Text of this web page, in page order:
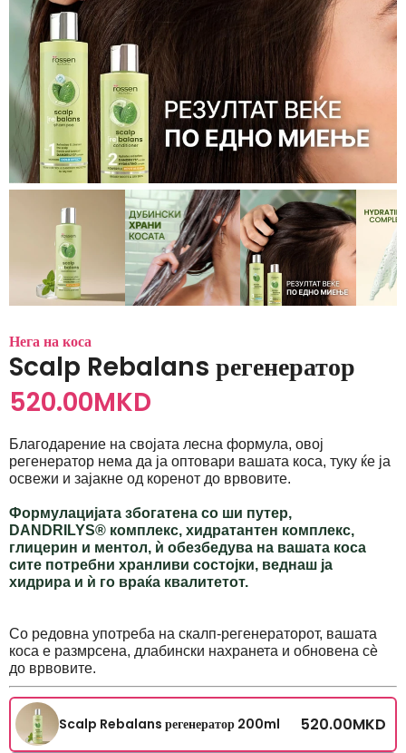
Нега на коса
Scalp Rebalans регенератор
520.00MKD
Благодарение на својата лесна формула, овој
регенератор нема да ја оптовари вашата коса, туку ќе ја
освежи и зајакне од коренот до врвовите.
Формулацијата збогатена со ши путер,
DANDRILYS® комплекс, хидратантен комплекс,
глицерин и ментол, ѝ обезбедува на вашата коса
сите потребни хранливи состојки, веднаш ја
хидрира и ѝ го враќа квалитетот.
Со редовна употреба на скалп-регенераторот, вашата
коса е размрсена, длабински нахранета и обновена сè
до врвовите.
Scalp Rebalans регенератор 200ml 520.00MKD